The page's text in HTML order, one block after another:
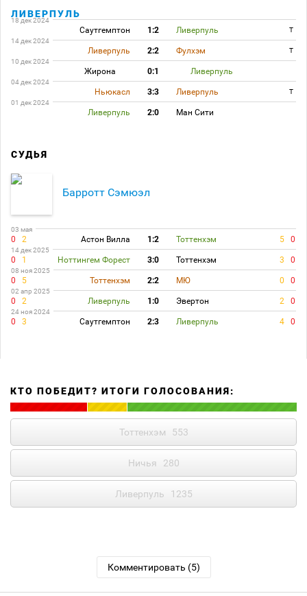
ЛИВЕРПУЛЬ
18 дек 2024
Саутгемптон 1:2 Ливерпуль
T
14 дек 2024
Ливерпуль 2:2 Фулхэм
T
10 дек 2024
Жирона 0:1 Ливерпуль
04 дек 2024
Ньюкасл 3:3 Ливерпуль
T
01 дек 2024
Ливерпуль 2:0 Ман Сити
СУДЬЯ
Барротт Сэмюэл
03 мая
0 2 Астон Вилла 1:2 Тоттенхэм 5 0
14 дек 2025
0 1 Ноттингем Форест 3:0 Тоттенхэм 3 0
08 ноя 2025
0 5 Тоттенхэм 2:2 МЮ 0 0
02 апр 2025
0 2 Ливерпуль 1:0 Эвертон 2 0
24 ноя 2024
0 3 Саутгемптон 2:3 Ливерпуль 4 0
КТО ПОБЕДИТ? ИТОГИ ГОЛОСОВАНИЯ:
Тоттенхэм 553
Ничья 280
Ливерпуль 1235
Комментировать (5)